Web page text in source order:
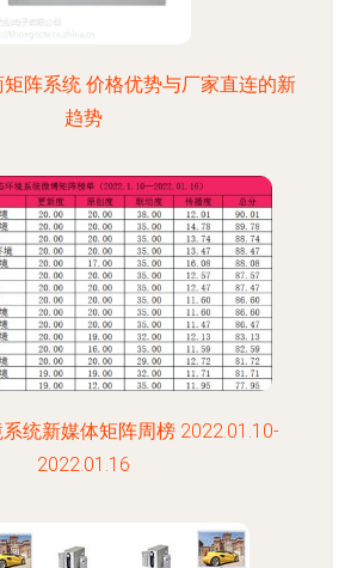
阵系统 价格优势与厂家直连的新
趋势
统新媒体矩阵周榜 2022.01.10-
2022.01.16